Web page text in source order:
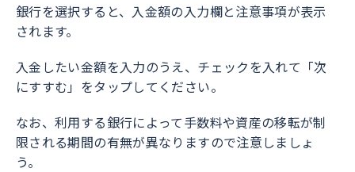
銀行を選択すると、入金額の入力欄と注意事項が表示
されます。
入金したい金額を入力のうえ、チェックを入れて「次
にすすむ」をタップしてください。
なお、利用する銀行によって手数料や資産の移転が制
限される期間の有無が異なりますので注意しましょ
う。